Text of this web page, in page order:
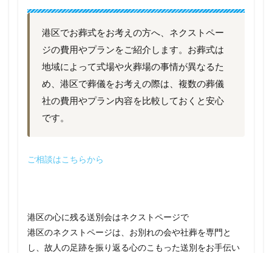
港区でお葬式をお考えの方へ、ネクストペー
ジの費用やプランをご紹介します。お葬式は
地域によって式場や火葬場の事情が異なるた
め、港区で葬儀をお考えの際は、複数の葬儀
社の費用やプラン内容を比較しておくと安心
です。
ご相談はこちらから
港区の心に残る送別会はネクストページで
港区のネクストページは、お別れの会や社葬を専門と
し、故人の足跡を振り返る心のこもった送別をお手伝い